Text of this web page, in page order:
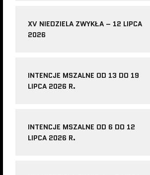
XV NIEDZIELA ZWYKŁA – 12 LIPCA
2026
INTENCJE MSZALNE OD 13 DO 19
LIPCA 2026 R.
INTENCJE MSZALNE OD 6 DO 12
LIPCA 2026 R.